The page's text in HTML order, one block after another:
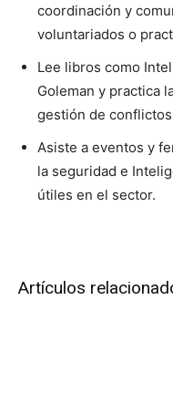
coordinación y
voluntariados o
Lee libros como
Goleman y practica
gestión de
Asiste a eventos y
la seguridad e
útiles en el sector.
Artículos